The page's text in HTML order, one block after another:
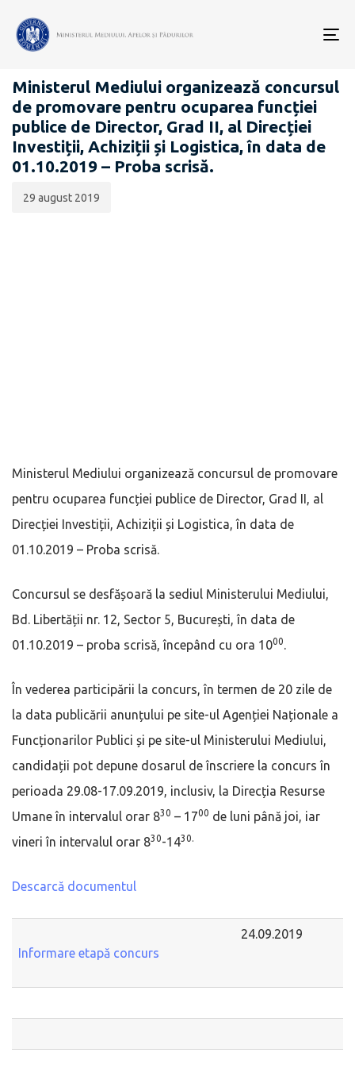
CARIERĂ
Ministerul Mediului organizează concursul
de promovare pentru ocuparea funcției
publice de Director, Grad II, al Direcției
Investiții, Achiziții și Logistica, în data de
01.10.2019 – Proba scrisă.
publicării:
29 august 2019
Ministerul Mediului organizează concursul de promovare
pentru ocuparea funcției publice de Director, Grad II, al
Direcției Investiții, Achiziții și Logistica, în data de
01.10.2019 – Proba scrisă.
Concursul se desfășoară la sediul Ministerului Mediului,
Bd. Libertății nr. 12, Sector 5, București, în data de
01.10.2019 – proba scrisă, începând cu ora 1000.
În vederea participării la concurs, în termen de 20 zile de
la data publicării anunțului pe site-ul Agenției Naționale a
Funcționarilor Publici și pe site-ul Ministerului Mediului,
candidații pot depune dosarul de înscriere la concurs în
perioada 29.08-17.09.2019, inclusiv, la Direcția Resurse
Umane în intervalul orar 830 – 1700 de luni până joi, iar
vineri în intervalul orar 830-1430.
Descarcă documentul
Informare etapă concurs
24.09.2019